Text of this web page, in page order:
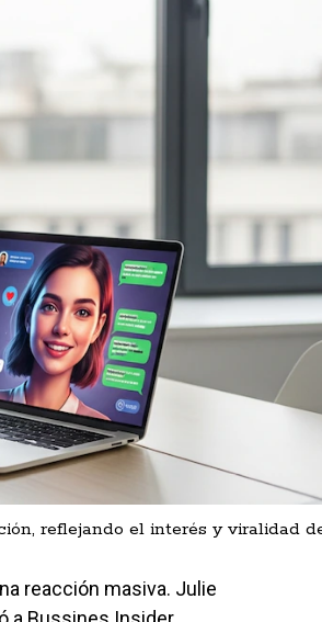
reflejando el interés y viralidad
reacción masiva. Julie